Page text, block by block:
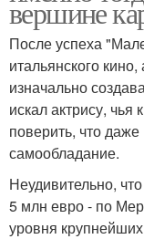
вершине
После успеха
итальянского
изначально
искал актрису, чья
поверить, что
самообладание.
Неудивительно,
5 млн евро - по
уровня